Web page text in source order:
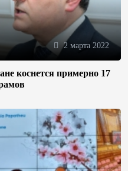
2 марта 2022
коснется примерно 17